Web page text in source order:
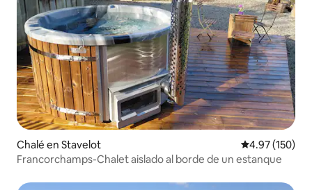
Chalé en Stavelot Calificación
4.97 (150)
Francorchamps-Chalet aislado al borde de un estanque